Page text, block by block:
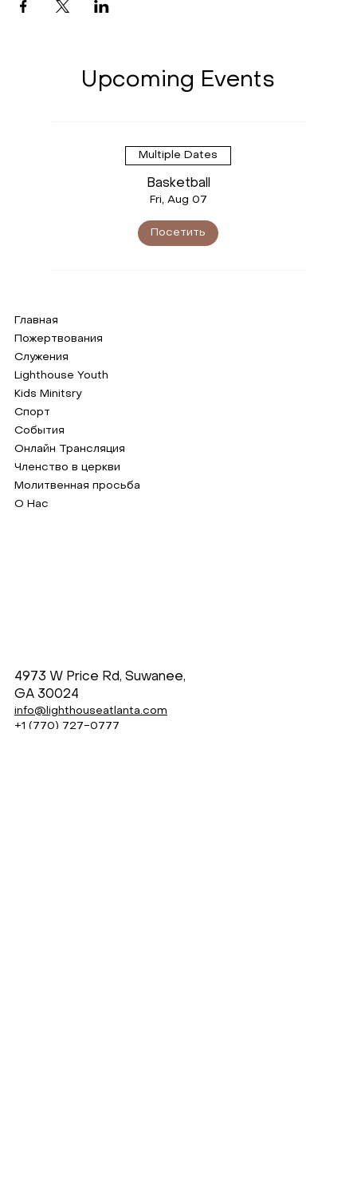
Upcoming Events
Multiple Dates
Basketball
Fri, Aug 07
Посетить
Главная
Пожертвования
Служения
Lighthouse Youth
Kids Minitsry
Спорт
События
Онлайн Трансляция
Членство в церкви
Молитвенная просьба
О Нас
4973 W Price Rd, Suwanee,
GA 30024
info@lighthouseatlanta.com
+1 (770) 727-0777